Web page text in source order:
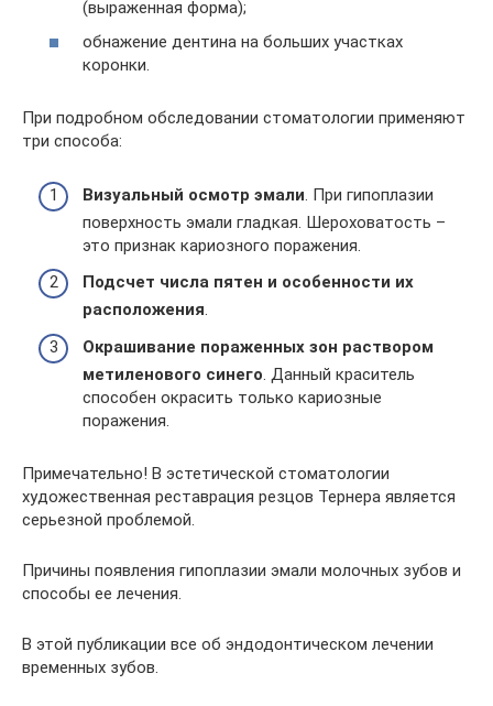
(выраженная форма);
обнажение дентина на больших участках
коронки.
При подробном обследовании стоматологии применяют
три способа:
Визуальный осмотр эмали . При гипоплазии
поверхность эмали гладкая. Шероховатость –
это признак кариозного поражения.
Подсчет числа пятен и особенности их
расположения.
Окрашивание пораженных зон раствором
метиленового синего . Данный краситель
способен окрасить только кариозные
поражения.
Примечательно! В эстетической стоматологии
художественная реставрация резцов Тернера является
серьезной проблемой.
Причины появления гипоплазии эмали молочных зубов и
способы ее лечения.
В этой публикации все об эндодонтическом лечении
временных зубов.